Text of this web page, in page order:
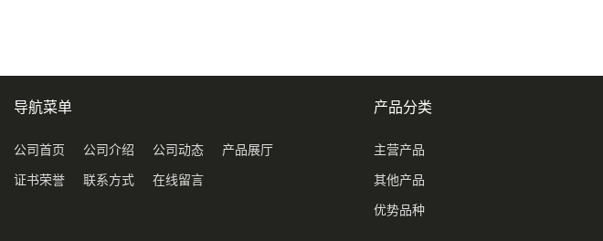
导航菜单
公司首页 公司介绍 公司动态 产品展厅
证书荣誉 联系方式 在线留言
产品分类
主营产品
其他产品
优势品种